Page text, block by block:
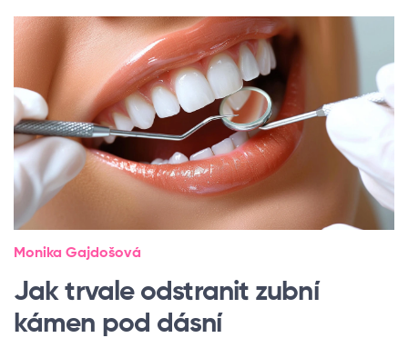
Monika Gajdošová
Jak trvale odstranit zubní
kámen pod dásní